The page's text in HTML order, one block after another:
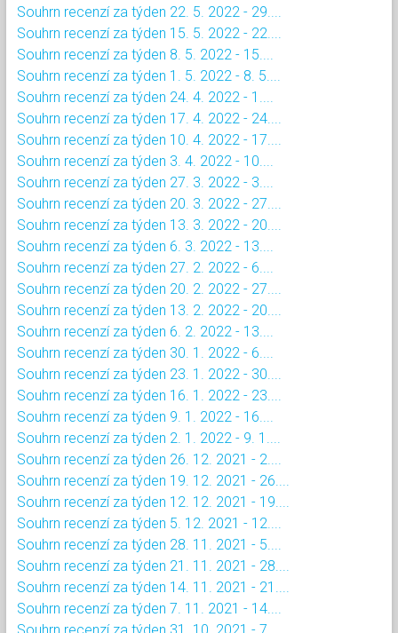
Souhrn recenzí za týden 22. 5. 2022 - 29....
Souhrn recenzí za týden 15. 5. 2022 - 22....
Souhrn recenzí za týden 8. 5. 2022 - 15....
Souhrn recenzí za týden 1. 5. 2022 - 8. 5....
Souhrn recenzí za týden 24. 4. 2022 - 1....
Souhrn recenzí za týden 17. 4. 2022 - 24....
Souhrn recenzí za týden 10. 4. 2022 - 17....
Souhrn recenzí za týden 3. 4. 2022 - 10....
Souhrn recenzí za týden 27. 3. 2022 - 3....
Souhrn recenzí za týden 20. 3. 2022 - 27....
Souhrn recenzí za týden 13. 3. 2022 - 20....
Souhrn recenzí za týden 6. 3. 2022 - 13....
Souhrn recenzí za týden 27. 2. 2022 - 6....
Souhrn recenzí za týden 20. 2. 2022 - 27....
Souhrn recenzí za týden 13. 2. 2022 - 20....
Souhrn recenzí za týden 6. 2. 2022 - 13....
Souhrn recenzí za týden 30. 1. 2022 - 6....
Souhrn recenzí za týden 23. 1. 2022 - 30....
Souhrn recenzí za týden 16. 1. 2022 - 23....
Souhrn recenzí za týden 9. 1. 2022 - 16....
Souhrn recenzí za týden 2. 1. 2022 - 9. 1....
Souhrn recenzí za týden 26. 12. 2021 - 2....
Souhrn recenzí za týden 19. 12. 2021 - 26....
Souhrn recenzí za týden 12. 12. 2021 - 19....
Souhrn recenzí za týden 5. 12. 2021 - 12....
Souhrn recenzí za týden 28. 11. 2021 - 5....
Souhrn recenzí za týden 21. 11. 2021 - 28....
Souhrn recenzí za týden 14. 11. 2021 - 21....
Souhrn recenzí za týden 7. 11. 2021 - 14....
Souhrn recenzí za týden 31. 10. 2021 - 7....